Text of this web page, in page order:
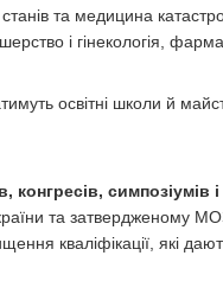
та медицина
і гінекологія,
освітні школи й
конгресів,
та затвердженому
кваліфікації, які